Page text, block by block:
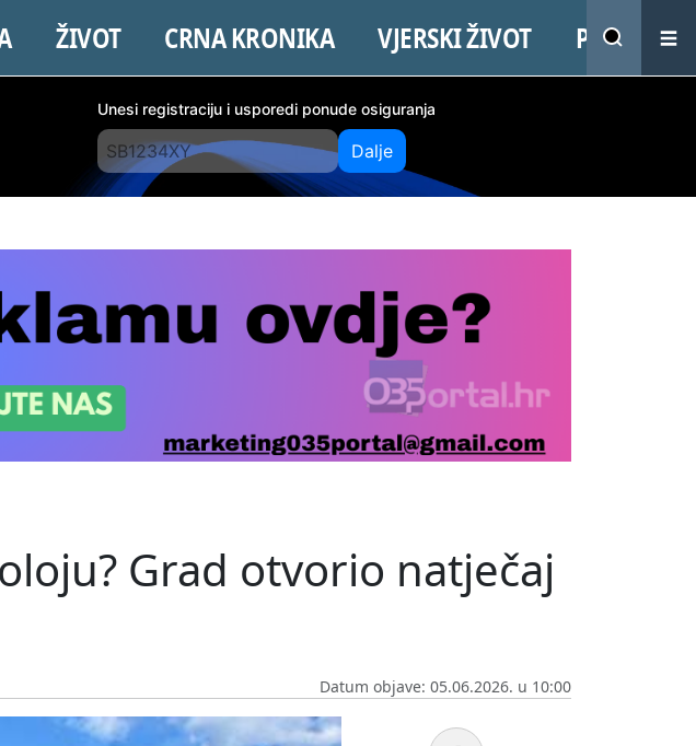
ŽIVOT CRNA KRONIKA VJERSKI ŽIVOT PROMO
Unesi registraciju i usporedi ponude osiguranja
Dalje
Grad otvorio natječaj
Datum objave: 05.06.2026. u 10:00